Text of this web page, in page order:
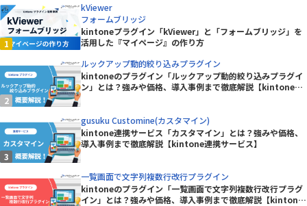
kViewer
フォームブリッジ
kintoneプラグイン「kViewer」と「フォームブリッジ」を
活用した『マイページ』の作り方
ルックアップ動的絞り込みプラグイン
kintoneのプラグイン「ルックアップ動的絞り込みプラグイ
ン」とは？強みや価格、導入事例まで徹底解説【kintoneプ
gusuku Customine(カスタマイン)
kintone連携サービス「カスタマイン」とは？強みや価格、
導入事例まで徹底解説【kintone連携サービス】
一覧画面で文字列複数行改行プラグイン
kintoneのプラグイン「一覧画面で文字列複数行改行プラグ
イン」とは？強みや価格、導入事例まで徹底解説【kintone